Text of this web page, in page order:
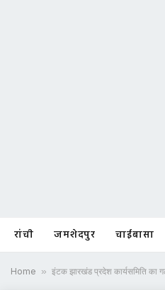
रांची जमशेदपुर चाईबासा
Home » इंटक झारखंड प्रदेश कार्यसमिति का